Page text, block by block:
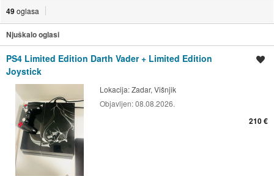
49oglasa
Njuškalo oglasi
PS4 Limited Edition Darth Vader + Limited Edition
Joystick
Lokacija:Zadar, Višnjik
Objavljen:08.08.2026.
210 €